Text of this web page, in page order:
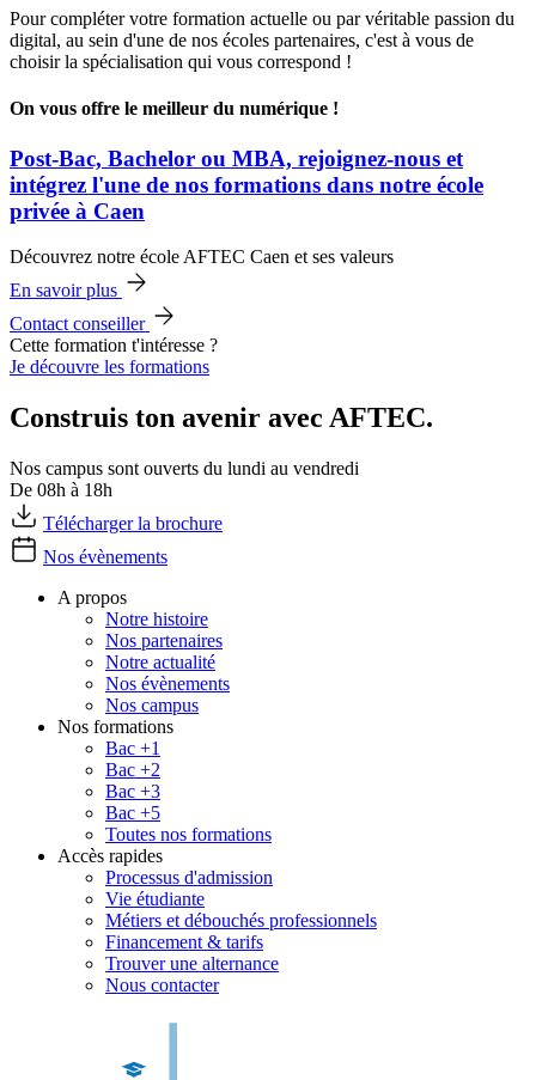
Pour compléter votre formation actuelle ou par véritable passion du
digital, au sein d'une de nos écoles partenaires, c'est à vous de
choisir la spécialisation qui vous correspond !
On vous offre le meilleur du numérique !
Post-Bac, Bachelor ou MBA, rejoignez-nous et
intégrez l'une de nos formations dans notre école
privée à Caen
Découvrez notre école AFTEC Caen et ses valeurs
En savoir plus
Contact conseiller
Cette formation t'intéresse ?
Je découvre les formations
Construis ton avenir avec AFTEC.
Nos campus sont ouverts du lundi au vendredi
De 08h à 18h
Télécharger la brochure
Nos évènements
A propos
Notre histoire
Nos partenaires
Notre actualité
Nos évènements
Nos campus
Nos formations
Bac +1
Bac +2
Bac +3
Bac +5
Toutes nos formations
Accès rapides
Processus d'admission
Vie étudiante
Métiers et débouchés professionnels
Financement & tarifs
Trouver une alternance
Nous contacter